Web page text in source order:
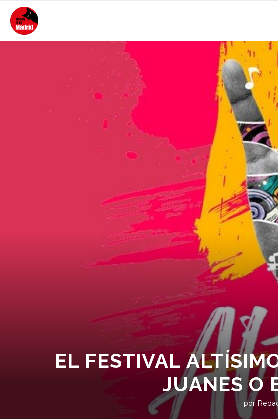
MEJORES SITIOS DÓNDE IR EN MADRID
ALOJAMIENTO
EL FESTIVAL
JUANES O
por